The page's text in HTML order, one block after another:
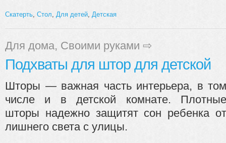
Скатерть Стол Для детей Детская
Для дома, Своими руками ⇨
Подхваты для штор для детской
Шторы — важная часть интерьера, в том
числе и в детской комнате. Плотные
шторы надежно защитят сон ребенка от
лишнего света с улицы.